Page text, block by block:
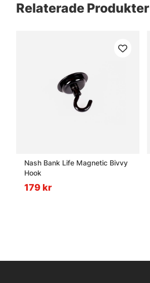
Relaterade Produkter
Nash Bank Life Magnetic Bivvy
Hook
179 kr